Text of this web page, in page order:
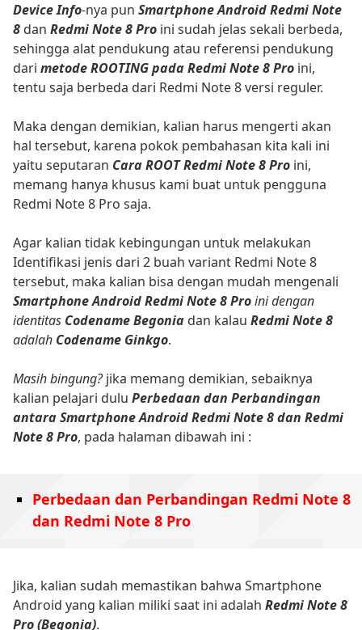
Device Info-nya pun Smartphone Android Redmi Note
8 dan Redmi Note 8 Pro ini sudah jelas sekali berbeda,
sehingga alat pendukung atau referensi pendukung
dari metode ROOTING pada Redmi Note 8 Pro ini,
tentu saja berbeda dari Redmi Note 8 versi reguler.
Maka dengan demikian, kalian harus mengerti akan
hal tersebut, karena pokok pembahasan kita kali ini
yaitu seputaran Cara ROOT Redmi Note 8 Pro ini,
memang hanya khusus kami buat untuk pengguna
Redmi Note 8 Pro saja.
Agar kalian tidak kebingungan untuk melakukan
Identifikasi jenis dari 2 buah variant Redmi Note 8
tersebut, maka kalian bisa dengan mudah mengenali
Smartphone Android Redmi Note 8 Proini dengan
identitas Codename Begonia dan kalau Redmi Note 8
adalah Codename Ginkgo.
Masih bingung?jika memang demikian, sebaiknya
kalian pelajari dulu Perbedaan dan Perbandingan
antara Smartphone Android Redmi Note 8 dan Redmi
Note 8 Pro, pada halaman dibawah ini :
Perbedaan dan Perbandingan Redmi Note 8
dan Redmi Note 8 Pro
Jika, kalian sudah memastikan bahwa Smartphone
Android yang kalian miliki saat ini adalah Redmi Note 8
Pro (Begonia).